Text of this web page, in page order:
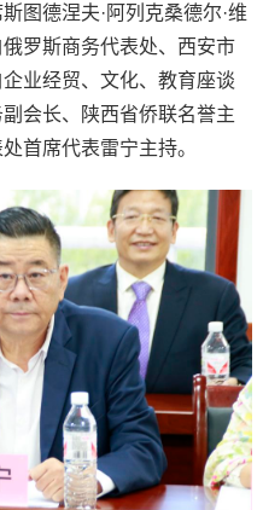
图德涅夫·阿列克桑德尔·维
罗斯商务代表处、西安市
业经贸、文化、教育座谈
会长、陕西省侨联名誉主
首席代表雷宁主持。